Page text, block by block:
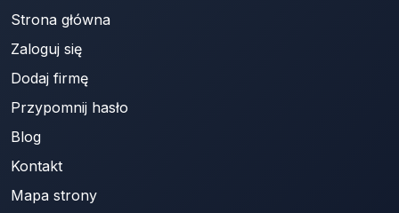
Strona główna
Zaloguj się
Dodaj firmę
Przypomnij hasło
Blog
Kontakt
Mapa strony